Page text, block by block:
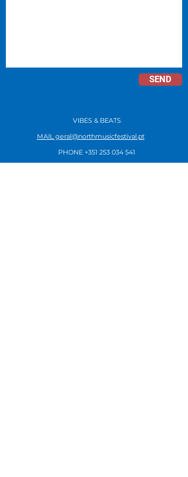
SEND
VIBES & BEATS
MAIL geral@northmusicfestival.pt​
PHONE +351 253 034 541